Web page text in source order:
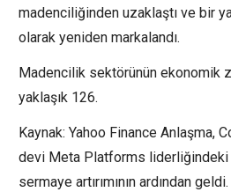
madenciliğinden uzaklaştı ve bir
olarak yeniden markalandı.
Madencilik sektörünün ekonomik
yaklaşık 126.
Kaynak: Yahoo Finance Anlaşma,
devi Meta Platforms liderliğindeki
sermaye artırımının ardından geldi.